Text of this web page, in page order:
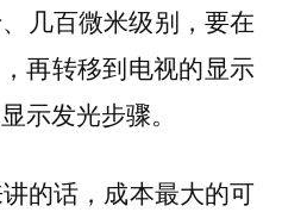
几百微米级别，要在
再转移到电视的显示
示发光步骤。
的话，成本最大的可